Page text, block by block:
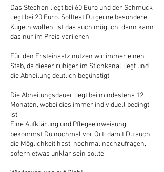
Das Stechen liegt bei 60 Euro und der Schmuck
liegt bei 20 Euro. Solltest Du gerne besondere
Kugeln wollen, ist das auch möglich, dann kann
das nur im Preis variieren.
Für den Ersteinsatz nutzen wir immer einen
Stab, da dieser ruhiger im Stichkanal liegt und
die Abheilung deutlich begünstigt.
Die Abheilungsdauer liegt bei mindestens 12
Monaten, wobei dies immer individuell bedingt
ist.
Eine Aufklärung und Pflegeeinweisung
bekommst Du nochmal vor Ort, damit Du auch
die Möglichkeit hast, nochmal nachzufragen,
sofern etwas unklar sein sollte.